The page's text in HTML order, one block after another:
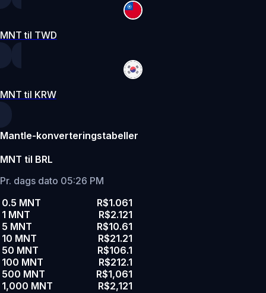
MNT til TWD
MNT til KRW
Mantle-konverteringstabeller
MNT til BRL
Pr. dags dato 05:26 PM
0.5 MNT
R$1.061
1 MNT
R$2.121
5 MNT
R$10.61
10 MNT
R$21.21
50 MNT
R$106.1
100 MNT
R$212.1
500 MNT
R$1,061
1,000 MNT
R$2,121